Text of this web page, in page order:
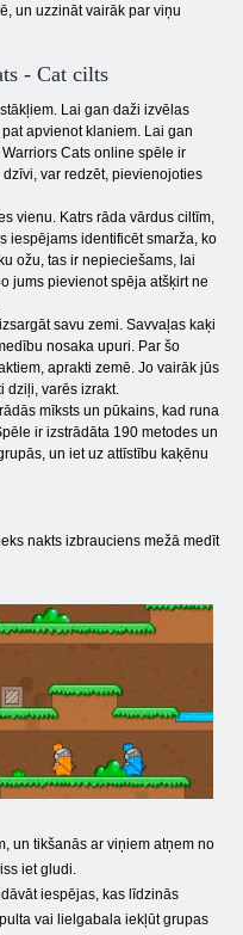
un uzzināt vairāk par viņu
- Cat cilts
Lai gan daži izvēlas
apvienot klaniem. Lai gan
Cats online spēle ir
var redzēt, pievienojoties
vienu. Katrs rāda vārdus ciltīm,
iespējams identificēt smarža, ko
ožu, tas ir nepieciešams, lai
jums pievienot spēja atšķirt ne
savu zemi. Savvaļas kaķi
nosaka upuri. Par šo
aprakti zemē. Jo vairāk jūs
dziļi, varēs izrakt.
mīksts un pūkains, kad runa
ir izstrādāta 190 metodes un
un iet uz attīstību kaķēnu
nakts izbrauciens mežā medīt
un tikšanās ar viņiem atņem no
iet gludi.
iespējas, kas līdzinās
vai lielgabala iekļūt grupas